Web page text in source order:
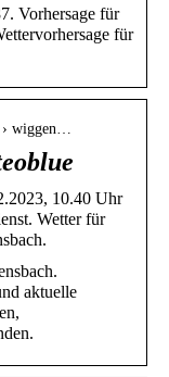
Vorhersage für
für
wiggen…
10.40 Uhr
Wetter für
aktuelle